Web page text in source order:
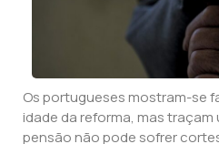
Os portugueses mostram-se
idade da reforma, mas traçam
pensão não pode sofrer